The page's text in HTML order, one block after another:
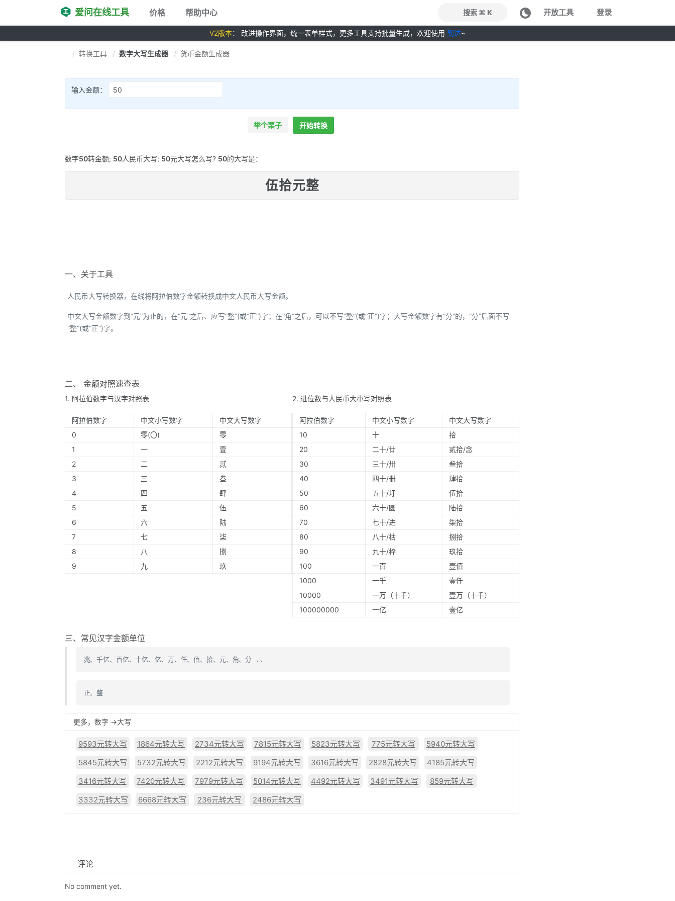
爱问在线工具 价格 帮助中心 搜索 ⌘ K 开放工具 登录
V2版本： 改进操作界面，统一表单样式，更多工具支持批量生成，欢迎使用 到达~
转换工具 数字大写生成器 货币金额生成器
输入金额：
举个栗子 开始转换
数字50转金额; 50人民币大写; 50元大写怎么写? 50的大写是：
伍拾元整
一、关于工具
人民币大写转换器，在线将阿拉伯数字金额转换成中文人民币大写金额。
中文大写金额数字到“元”为止的，在“元”之后、应写“整”(或“正”)字；在“角”之后，可以不写“整”(或“正”)字；大写金额数字有“分”的，“分”后面不写
“整”(或“正”)字。
二、 金额对照速查表
1. 阿拉伯数字与汉字对照表
阿拉伯数字 中文小写数字
中文大写数字
0
零(〇)
零
1
一
壹
2
二
贰
3
三
叁
4
四
肆
5
五
伍
6
六
陆
7
七
柒
8
八
捌
9
九 玖
2. 进位数与人民币大小写对照表
阿拉伯数字 中文小写数字
中文大写数字
10
十
拾
20
二十/廿
贰拾/念
30
三十/卅
叁拾
40
四十/卌
肆拾
50
五十/圩
伍拾
60
六十/圆
陆拾
70
七十/进
柒拾
80
八十/枯
捌拾
90
九十/枠
玖拾
100
一百
壹佰
1000
一千
壹仟
10000
一万（十千）
壹万（十千）
100000000
一亿 壹亿
三、常见汉字金额单位
兆、千亿、百亿、十亿、亿、万、仟、佰、拾、元、角、分 ..
正、整
更多，数字 ->大写
9593元转大写 1864元转大写 2734元转大写 7815元转大写 5823元转大写 775元转大写
5940元转大写
5845元转大写
5732元转大写 2212元转大写 9194元转大写 3616元转大写 2828元转大写
4185元转大写
3416元转大写
7420元转大写 7979元转大写 5014元转大写 4492元转大写 3491元转大写
859元转大写
3332元转大写
6668元转大写 236元转大写 2486元转大写
评论
No comment yet.